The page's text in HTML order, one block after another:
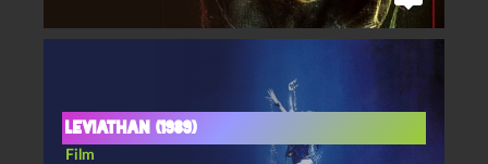
Leviathan (1989)
Film